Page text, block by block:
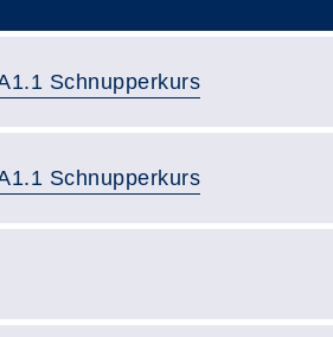
Schnupperkurs
Schnupperkurs